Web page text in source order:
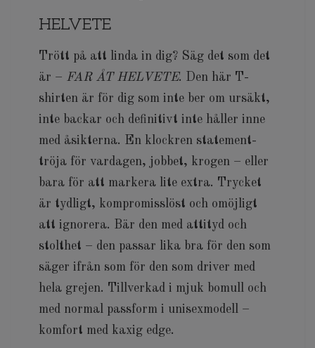
HELVETE
Trött på att linda in dig? Säg det som det
är – FAR ÅT HELVETE. Den här T-
shirten är för dig som inte ber om ursäkt,
inte backar och definitivt inte håller inne
med åsikterna. En klockren statement-
tröja för vardagen, jobbet, krogen – eller
bara för att markera lite extra. Trycket
är tydligt, kompromisslöst och omöjligt
att ignorera. Bär den med attityd och
stolthet – den passar lika bra för den som
säger ifrån som för den som driver med
hela grejen. Tillverkad i mjuk bomull och
med normal passform i unisexmodell –
komfort med kaxig edge.